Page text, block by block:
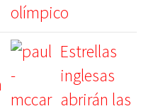
olímpico
Estrellas
inglesas
abrirán las